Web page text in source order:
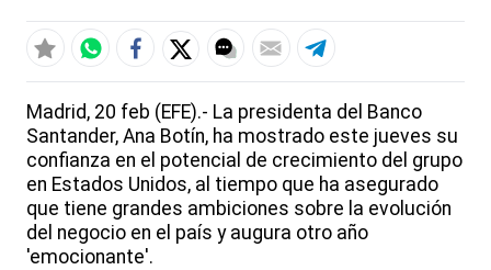
Madrid, 20 feb (EFE).- La presidenta del Banco
Santander, Ana Botín, ha mostrado este jueves su
confianza en el potencial de crecimiento del grupo
en Estados Unidos, al tiempo que ha asegurado
que tiene grandes ambiciones sobre la evolución
del negocio en el país y augura otro año
'emocionante'.